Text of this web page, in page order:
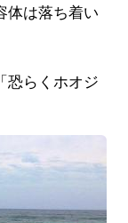
体は落ち着い
恐らくホオジ